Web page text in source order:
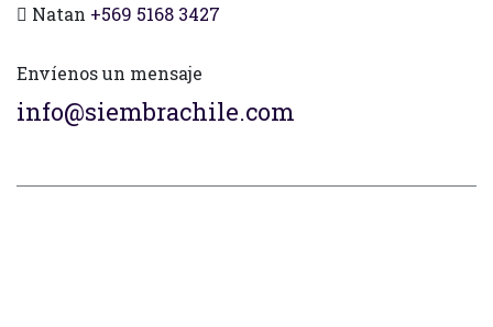
Natan +569 5168 3427
Envíenos un mensaje
info@siembrachile.com